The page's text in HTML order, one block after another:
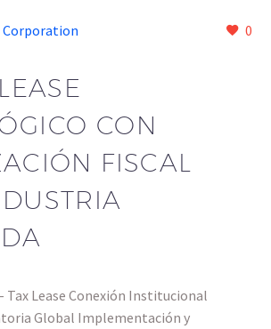
0
Corporation
LEASE
CON
FISCAL
Lease Conexión Institucional
Global Implementación y